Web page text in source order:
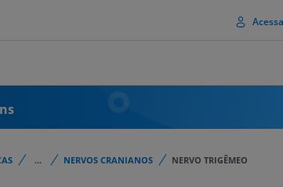
... NERVOS CRANIANOS NERVO TRIGÊMEO